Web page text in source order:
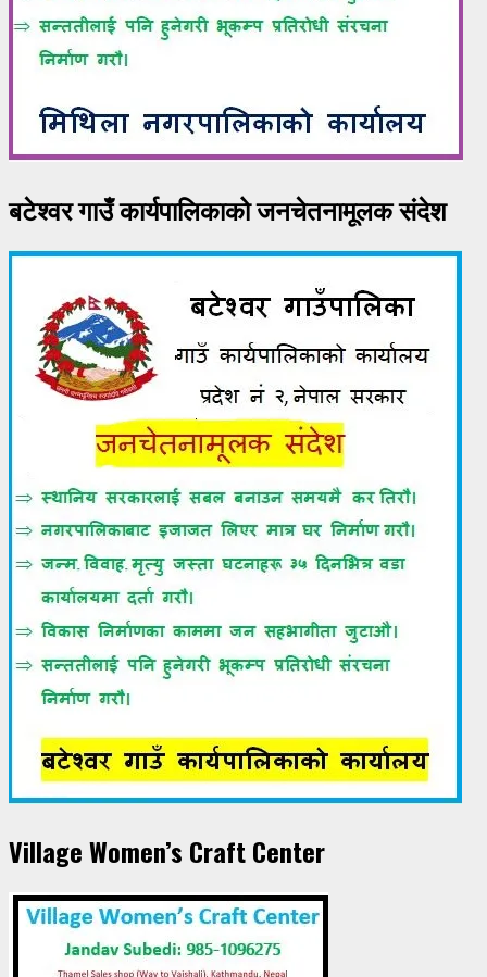
बटेश्वर गाउँ कार्यपालिकाको जनचेतनामूलक संदेश
Village Women’s Craft Center